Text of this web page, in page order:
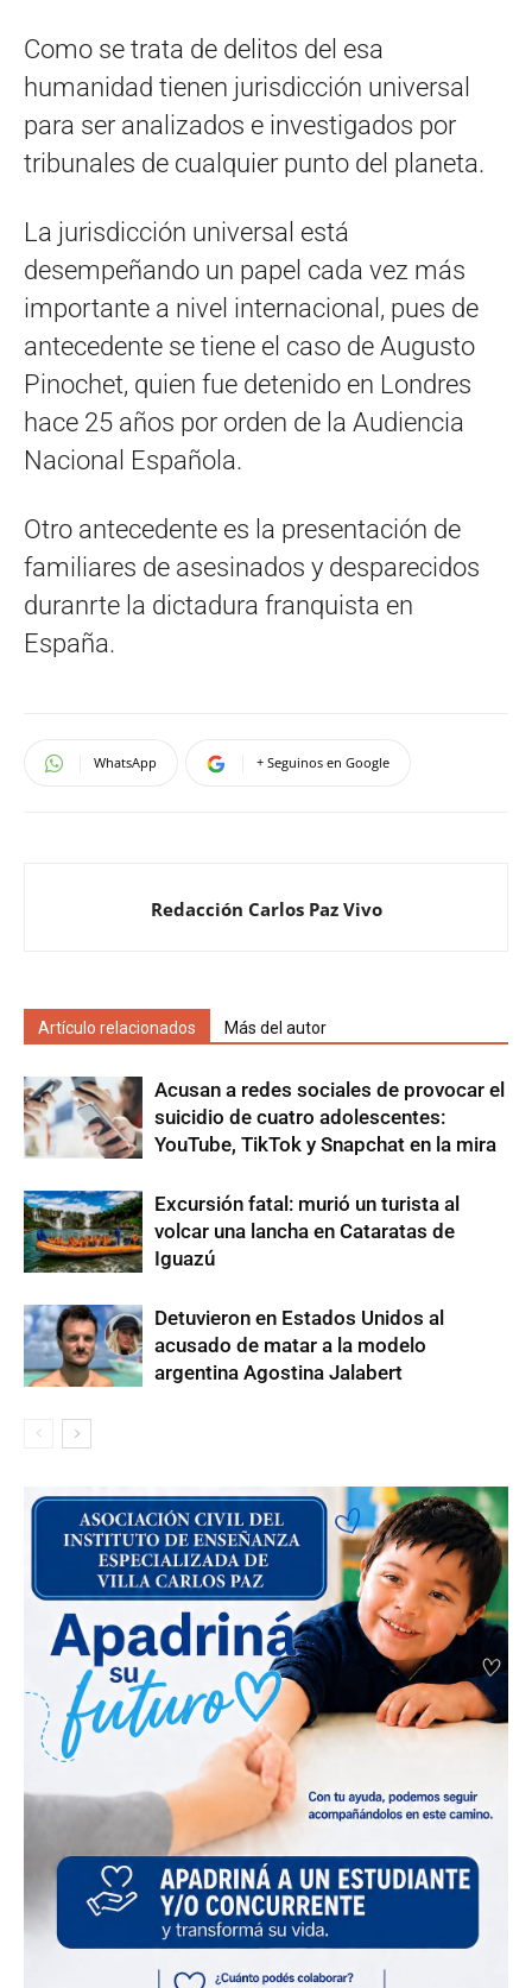
Como se trata de delitos del esa
humanidad tienen jurisdicción universal
para ser analizados e investigados por
tribunales de cualquier punto del planeta.
La jurisdicción universal está
desempeñando un papel cada vez más
importante a nivel internacional, pues de
antecedente se tiene el caso de Augusto
Pinochet, quien fue detenido en Londres
hace 25 años por orden de la Audiencia
Nacional Española.
Otro antecedente es la presentación de
familiares de asesinados y desparecidos
duranrte la dictadura franquista en
España.
WhatsApp + Seguinos en Google
Redacción Carlos Paz Vivo
Artículo relacionados Más del autor
Acusan a redes sociales de provocar el
suicidio de cuatro adolescentes:
YouTube, TikTok y Snapchat en la mira
Excursión fatal: murió un turista al
volcar una lancha en Cataratas de
Iguazú
Detuvieron en Estados Unidos al
acusado de matar a la modelo
argentina Agostina Jalabert